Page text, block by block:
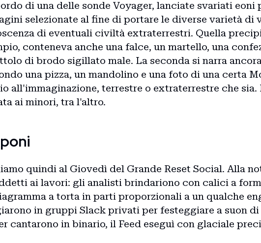
Blog
Storie
di una delle sonde Voyager, lanciate svariati eoni
selezionate al fine di portare le diverse varietà di
di eventuali civiltà extraterrestri. Quella
conteneva anche una falce, un martello, una
di brodo sigillato male. La seconda si narra
una pizza, un mandolino e una foto di una certa
all'immaginazione, terrestre o extraterrestre che sia.
ai minori, tra l'altro.
quindi al Giovedì del Grande Reset Social. Alla
ai lavori: gli analisti brindariono con calici a
a torta in parti proporzionali a un qualche
in gruppi Slack privati per festeggiare a suon
cantarono in binario, il Feed eseguì con glaciale